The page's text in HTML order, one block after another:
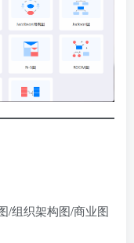
/组织架构图/商业图